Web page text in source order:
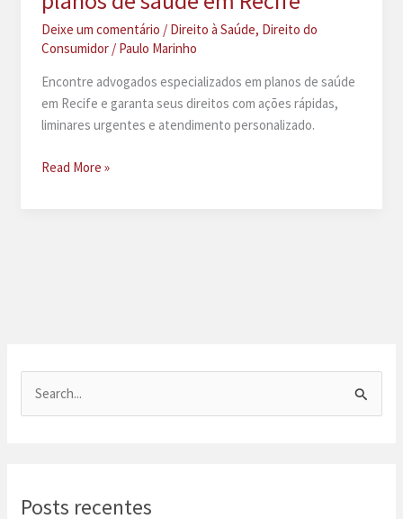
Deixe um comentário / Direito à Saúde, Direito do
Consumidor/ Paulo Marinho
Encontre advogados especializados em planos de saúde
em Recife e garanta seus direitos com ações rápidas,
liminares urgentes e atendimento personalizado.
Advogado
Read More »
Posts recentes